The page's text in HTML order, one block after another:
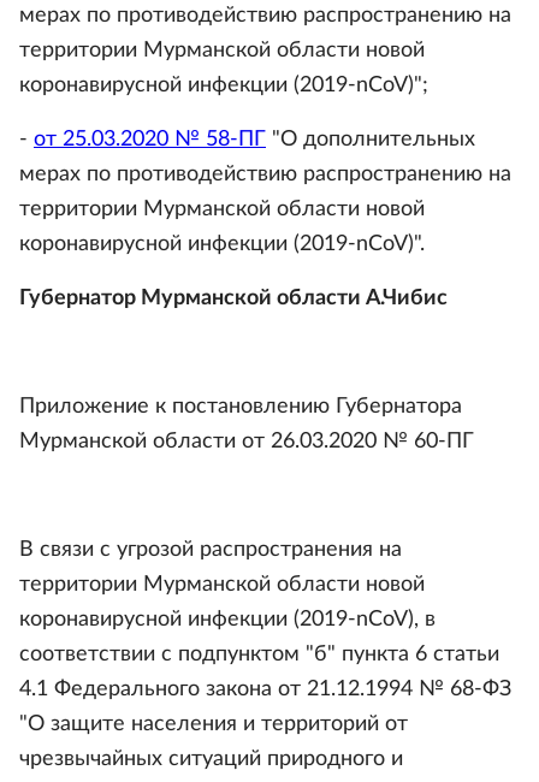
мерах по противодействию распространению на
территории Мурманской области новой
коронавирусной инфекции (2019-nCoV)";
- от 25.03.2020 № 58-ПГ "О дополнительных
мерах по противодействию распространению на
территории Мурманской области новой
коронавирусной инфекции (2019-nCoV)".
Губернатор Мурманской области А.Чибис
Приложение к постановлению Губернатора
Мурманской области от 26.03.2020 № 60-ПГ
В связи с угрозой распространения на
территории Мурманской области новой
коронавирусной инфекции (2019-nCoV), в
соответствии с подпунктом "б" пункта 6 статьи
4.1 Федерального закона от 21.12.1994 № 68-ФЗ
"О защите населения и территорий от
чрезвычайных ситуаций природного и